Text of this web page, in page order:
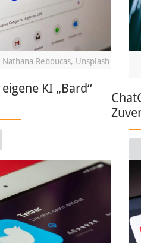
Reboucas, Unsplash
KI „Bard“